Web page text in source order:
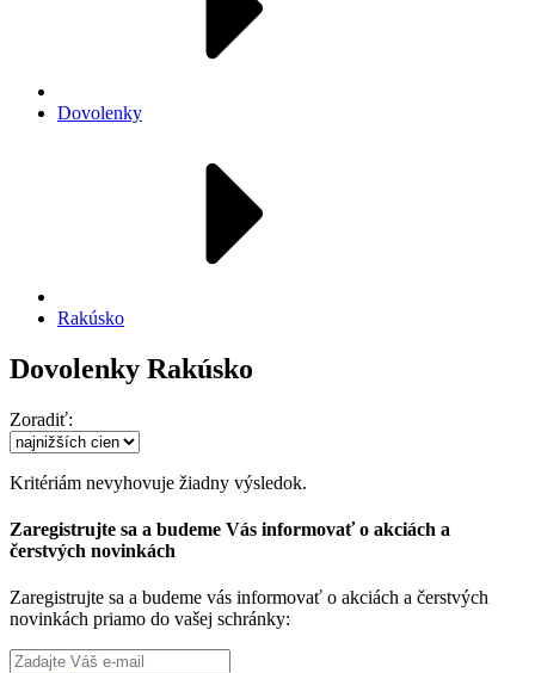
Dovolenky
Rakúsko
Dovolenky Rakúsko
Zoradiť:
Kritériám nevyhovuje žiadny výsledok.
Zaregistrujte sa a budeme Vás informovať o akciách a
čerstvých novinkách
Zaregistrujte sa a budeme vás informovať o akciách a čerstvých
novinkách priamo do vašej schránky: